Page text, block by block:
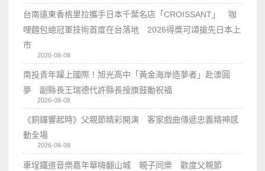
台南遠東香格里拉攜手日本千葉名店「CROISSANT」 咖
哩麵包總冠軍技術首度在台落地 2026得獎可頌搶先日本上
市
2026-08-08
南投青年躍上國際！旭光高中「黃金海岸造夢者」赴澳圓
夢 副縣長王瑞德代許縣長授旗鼓勵祝福
2026-08-08
《銅鑼響起時》父親節精彩開演 客家戲曲傳遞忠義精神感
動全場
2026-08-08
車埕鐵道音樂嘉年華嗨翻山城 親子同樂 歡度父親節